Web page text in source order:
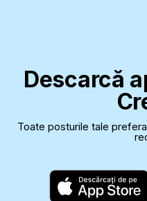
Descarcă
Toate posturile tale